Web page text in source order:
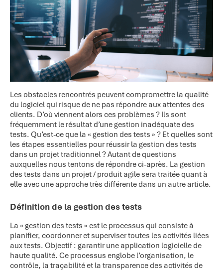
Les obstacles rencontrés peuvent compromettre la qualité
du logiciel qui risque de ne pas répondre aux attentes des
clients. D’où viennent alors ces problèmes ? Ils sont
fréquemment le résultat d’une gestion inadéquate des
tests. Qu’est-ce que la « gestion des tests » ? Et quelles sont
les étapes essentielles pour réussir la gestion des tests
dans un projet traditionnel ? Autant de questions
auxquelles nous tentons de répondre ci-après. La gestion
des tests dans un projet / produit agile sera traitée quant à
elle avec une approche très différente dans un autre article.
Définition de la gestion des tests
La « gestion des tests » est le processus qui consiste à
planifier, coordonner et superviser toutes les activités liées
aux tests. Objectif : garantir une application logicielle de
haute qualité. Ce processus englobe l’organisation, le
contrôle, la traçabilité et la transparence des activités de